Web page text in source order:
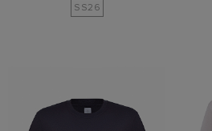
SS26